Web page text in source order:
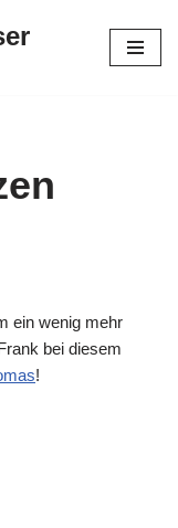
ein wenig mehr
bei diesem
!